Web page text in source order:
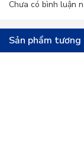
mịn, giảm
Chưa có bình luận
Sản phẩm